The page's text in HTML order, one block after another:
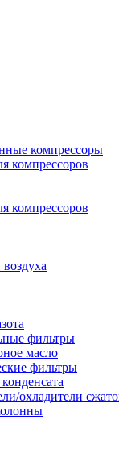
компрессоры
компрессоров
компрессоров
фильтры
масло
фильтры
охладители